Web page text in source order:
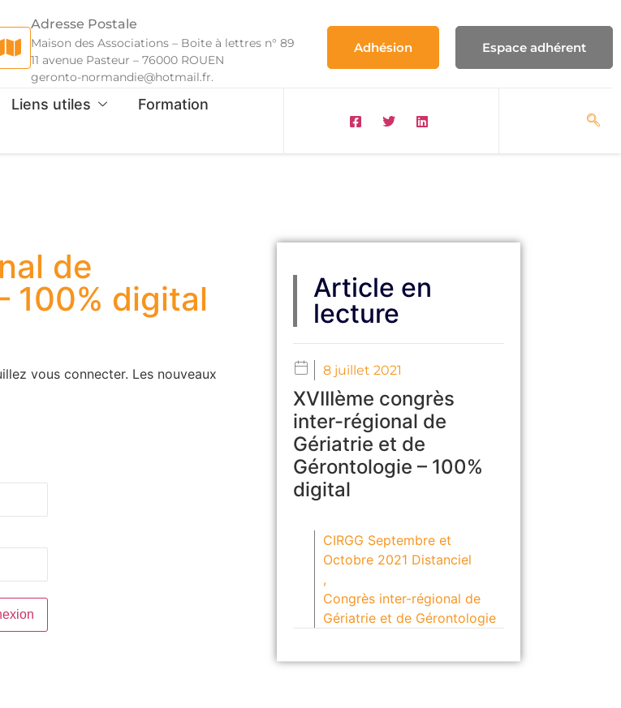
Adresse Postale
Maison des Associations – Boite à lettres n° 89
11 avenue Pasteur – 76000 ROUEN
geronto-normandie@hotmail.fr.
Adhésion Espace adhérent
Liens utiles
Formation
de
100% digital
vous connecter. Les nouveaux
Article en
lecture
8 juillet 2021
XVIIIème congrès
inter-régional de
Gériatrie et de
Gérontologie – 100%
digital
CIRGG Septembre et
Octobre 2021 Distanciel
,
Congrès inter-régional de
Gériatrie et de Gérontologie